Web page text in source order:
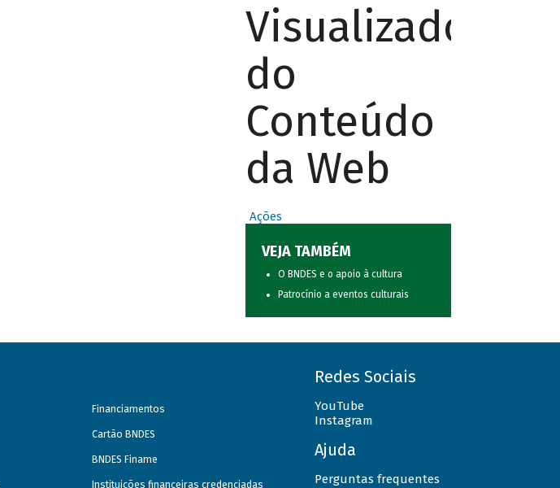
Visualizador
do
Conteúdo
da Web
Ações
VEJA TAMBÉM
O BNDES e o apoio à cultura
Patrocínio a eventos culturais
Financiamentos
Cartão BNDES
BNDES Finame
Instituições financeiras credenciadas
Redes Sociais
YouTube
Instagram
Ajuda
Perguntas frequentes